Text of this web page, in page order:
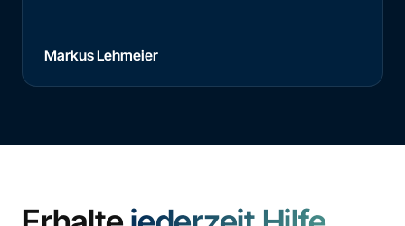
Markus Lehmeier